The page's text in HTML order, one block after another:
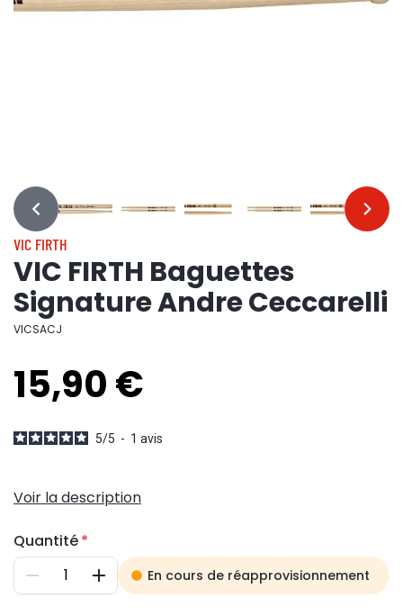
… …
VIC FIRTH
VIC FIRTH Baguettes
Signature Andre Ceccarelli
VICSACJ
15,90 €
5/5 - 1 avis
Voir la description
Quantité
Diminuer AugmenterEn cours de réapprovisionnement